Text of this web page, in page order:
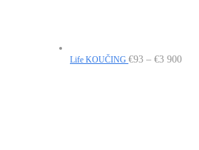
Life KOUČING €93 – €3 900Price